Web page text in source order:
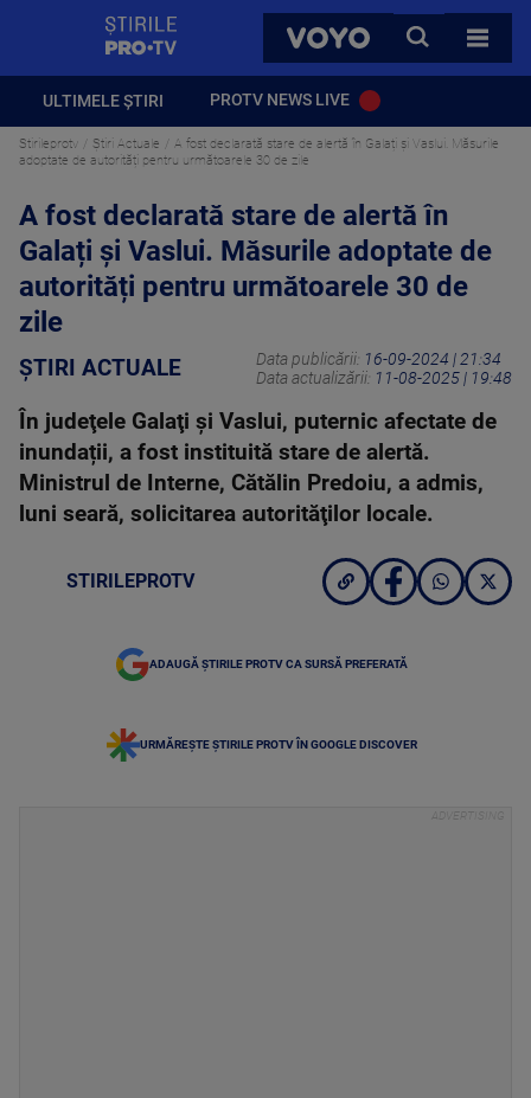
VOYO
CAUTA
TOATE
ULTIMELE ȘTIRI PROTV NEWS LIVE
Stirileprotv Știri Actuale
A fost declarată stare de alertă în Galați și Vaslui. Măsurile
adoptate de autorități pentru următoarele 30 de zile
A fost declarată stare de alertă în
Galați și Vaslui. Măsurile adoptate de
autorități pentru următoarele 30 de
zile
ȘTIRI ACTUALE Data publicării: 16-09-2024 | 21:34
Data actualizării: 11-08-2025 | 19:48
În judeţele Galaţi şi Vaslui, puternic afectate de
inundații, a fost instituită stare de alertă.
Ministrul de Interne, Cătălin Predoiu, a admis,
luni seară, solicitarea autorităţilor locale.
STIRILEPROTV
ADAUGĂ ȘTIRILE PROTV CA SURSĂ PREFERATĂ
URMĂREȘTE ȘTIRILE PROTV ÎN GOOGLE DISCOVER